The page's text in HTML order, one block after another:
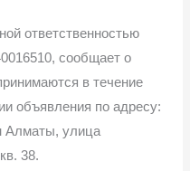
ответственностью
сообщает о
в течение
объявления по адресу:
Алматы, улица
38.